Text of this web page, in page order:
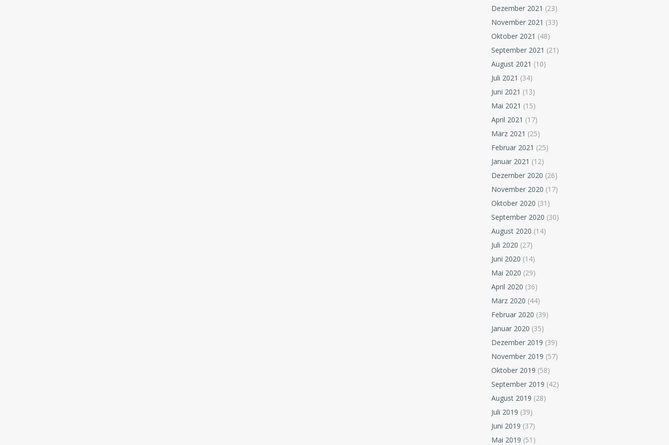
Dezember 2021 (23)
November 2021 (33)
Oktober 2021 (48)
September 2021 (21)
August 2021 (10)
Juli 2021 (34)
Juni 2021 (13)
Mai 2021 (15)
April 2021 (17)
März 2021 (25)
Februar 2021 (25)
Januar 2021 (12)
Dezember 2020 (26)
November 2020 (17)
Oktober 2020 (31)
September 2020 (30)
August 2020 (14)
Juli 2020 (27)
Juni 2020 (14)
Mai 2020 (29)
April 2020 (36)
März 2020 (44)
Februar 2020 (39)
Januar 2020 (35)
Dezember 2019 (39)
November 2019 (57)
Oktober 2019 (58)
September 2019 (42)
August 2019 (28)
Juli 2019 (39)
Juni 2019 (37)
Mai 2019 (51)